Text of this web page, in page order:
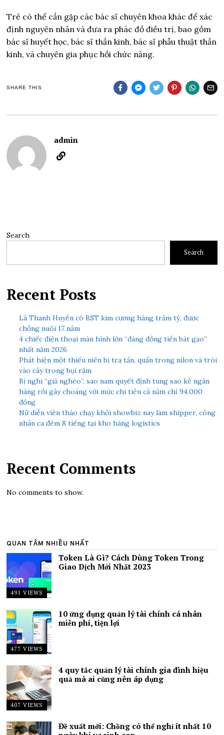
Trẻ có thể cần gặp các bác sĩ chuyên khoa khác để xác
định nguyên nhân và đưa ra phác đồ điều trị, bao gồm
bác sĩ huyết học, bác sĩ thần kinh, bác sĩ phẫu thuật thần
kinh, và chuyên gia phục hồi chức năng.
SHARE THIS
admin
Search
Search
Recent Posts
Lã Thanh Huyền có BST kim cương hàng trăm tỷ, được
chồng nuôi 17 năm
4 chiếc điện thoại màn hình lớn “đáng đồng tiền bát gạo”
nhất năm 2026
Phát hiện một thiếu niên bị tra tấn, quấn trong nilon và trói
vào cây trong bụi rậm
Bị nghi “giả nghèo”, sao nam quyết định tung sao kê ngân
hàng rồi gây choáng với mức chi tiêu cả năm chỉ 94.000
đồng
Nữ diễn viên tháo chạy khỏi showbiz nay làm shipper, công
nhân ca đêm 8 tiếng tại kho hàng logistics
Recent Comments
No comments to show.
QUAN TÂM NHIỀU NHẤT
491 VIEWS
Token Là Gì? Cách Dùng Token Trong
Giao Dịch Mới Nhất 2023
477 VIEWS
10 ứng dụng quản lý tài chính cá nhân
miễn phí, tiện lợi
407 VIEWS
4 quy tắc quản lý tài chính gia đình hiệu
quả mà ai cũng nên áp dụng
Đề xuất mới: Chồng có thể nghỉ ít nhất 10